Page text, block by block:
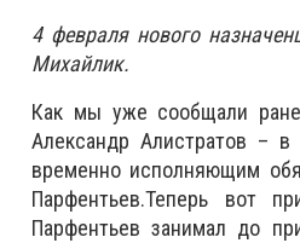
4 февраля нового
Михайлик.
Как мы уже сообщали
Александр Алистратов –
временно исполняющим
Парфентьев.Теперь вот
Парфентьев занимал до